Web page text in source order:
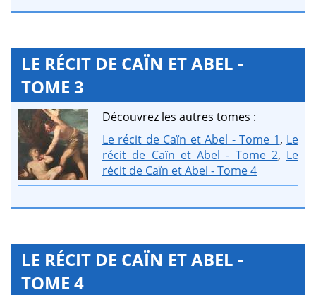
LE RÉCIT DE CAÏN ET ABEL -
TOME 3
Découvrez les autres tomes :
Le récit de Caïn et Abel - Tome 1, Le
récit de Caïn et Abel - Tome 2, Le
récit de Caïn et Abel - Tome 4
LE RÉCIT DE CAÏN ET ABEL -
TOME 4